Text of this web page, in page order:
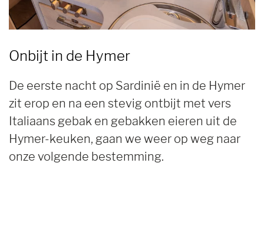
Onbijt in de Hymer
De eerste nacht op Sardinië en in de Hymer
zit erop en na een stevig ontbijt met vers
Italiaans gebak en gebakken eieren uit de
Hymer-keuken, gaan we weer op weg naar
onze volgende bestemming.